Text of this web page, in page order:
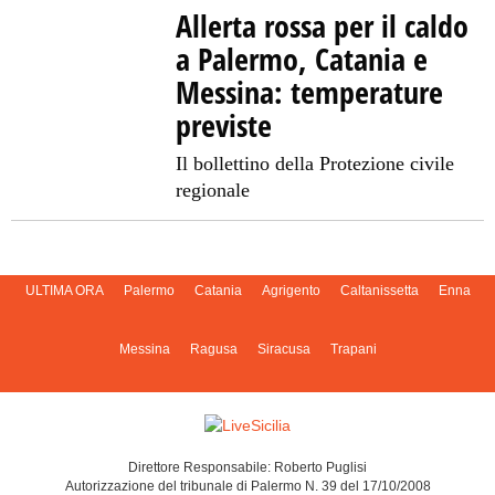
Allerta rossa per il caldo
a Palermo, Catania e
Messina: temperature
previste
Il bollettino della Protezione civile
regionale
ULTIMA ORA Palermo Catania Agrigento Caltanissetta Enna
Messina Ragusa Siracusa Trapani
Direttore Responsabile: Roberto Puglisi
Autorizzazione del tribunale di Palermo N. 39 del 17/10/2008